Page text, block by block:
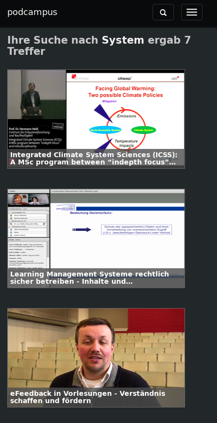
podcampus
Toggle
Toggle
navigation
Ihre Suche nach System ergab 7
Treffer
Integrated Climate System Sciences (ICSS):
A MSc program between “indepth focus”
and interdisciplinarity
Learning Management Systeme rechtlich
sicher betreiben - Inhalte und
personenbezogene Daten in geschlossenen
eFeedback in Vorlesungen - Verständnis
schaffen und fördern